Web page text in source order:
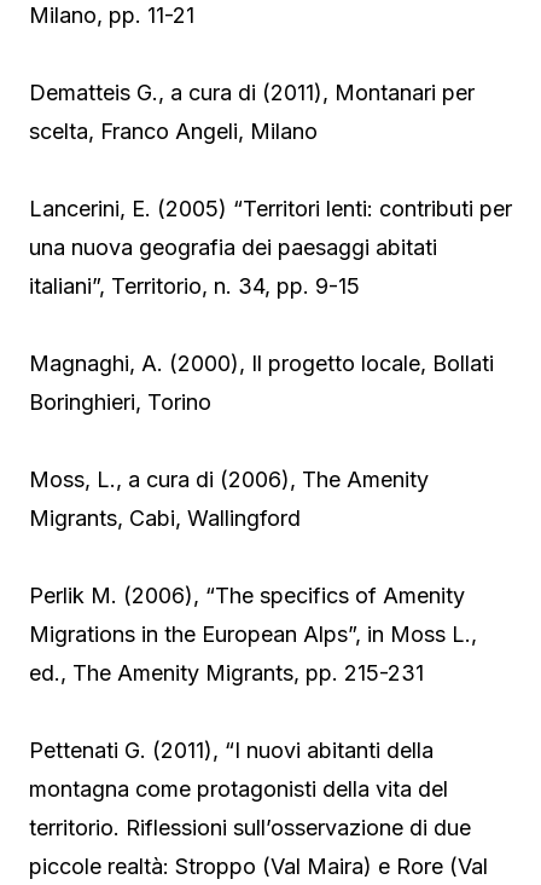
Milano, pp. 11-21
Dematteis G., a cura di (2011), Montanari per
scelta, Franco Angeli, Milano
Lancerini, E. (2005) “Territori lenti: contributi per
una nuova geografia dei paesaggi abitati
italiani”, Territorio, n. 34, pp. 9-15
Magnaghi, A. (2000), Il progetto locale, Bollati
Boringhieri, Torino
Moss, L., a cura di (2006), The Amenity
Migrants, Cabi, Wallingford
Perlik M. (2006), “The specifics of Amenity
Migrations in the European Alps”, in Moss L.,
ed., The Amenity Migrants, pp. 215-231
Pettenati G. (2011), “I nuovi abitanti della
montagna come protagonisti della vita del
territorio. Riflessioni sull’osservazione di due
piccole realtà: Stroppo (Val Maira) e Rore (Val